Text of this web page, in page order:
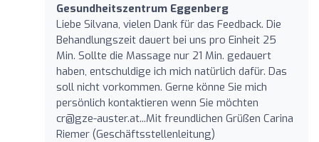
Gesundheitszentrum Eggenberg
Liebe Silvana, vielen Dank für das Feedback. Die
Behandlungszeit dauert bei uns pro Einheit 25
Min. Sollte die Massage nur 21 Min. gedauert
haben, entschuldige ich mich natürlich dafür. Das
soll nicht vorkommen. Gerne könne Sie mich
persönlich kontaktieren wenn Sie möchten
cr@gze-auster.at...Mit freundlichen Grüßen Carina
Riemer (Geschäftsstellenleitung)